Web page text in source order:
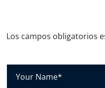
Los campos obligatorios